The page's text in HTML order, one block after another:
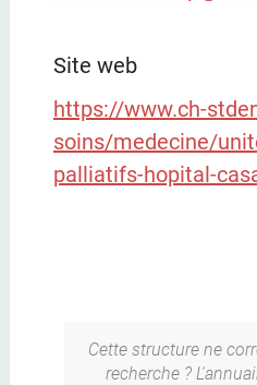
Site web
https://www.ch-
soins/medecine/
palliatifs-hopital-
Cette structure ne
recherche ?